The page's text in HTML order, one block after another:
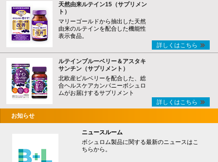
天然由来ルテイン15（サプリメン
ト）
マリーゴールドから抽出した天然
由来のルテインを配合した機能性
表示食品。
詳しくはこちら
ルテインブルーベリー＆アスタキ
サンチン（サプリメント）
北欧産ビルベリーを配合した、総
合ヘルスケアカンパニーボシュロ
ムがお届けするサプリメント
詳しくはこちら
お知らせ
ニュースルーム
ボシュロム製品に関する最新のニュースはこ
ちらから。